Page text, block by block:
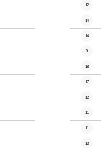
12
14
14
9
18
17
12
11
11
13